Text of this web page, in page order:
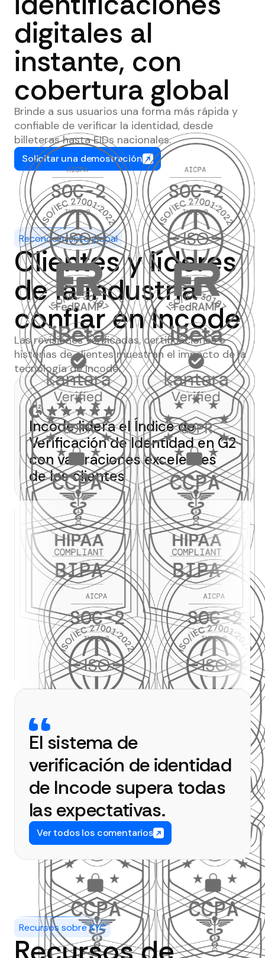
digitales al
instante, con
cobertura global
Brinde a sus usuarios una forma más rápida y
confiable de verificar la identidad, desde
billeteras hasta EIDs nacionales.
Solicitar una demostración
Reconocimiento global
Clientes y líderes
de la industria
confiar en Incode
Las revisiones verificadas, certificaciones e
historias de clientes muestran el impacto de la
tecnología de Incode.
Incode lidera el Índice de
Verificación de Identidad en G2
con valoraciones excelentes
de los clientes
El sistema de
verificación de identidad
de Incode supera todas
las expectativas.
Ver todos los comentarios
Recursos sobre KYC